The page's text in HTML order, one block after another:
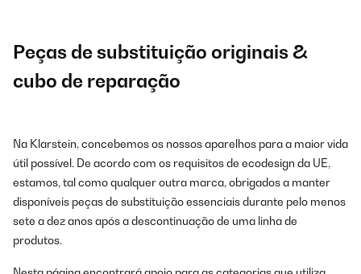
Peças de substituição originais &
cubo de reparação
Na Klarstein, concebemos os nossos aparelhos para a maior vida
útil possível. De acordo com os requisitos de ecodesign da UE,
estamos, tal como qualquer outra marca, obrigados a manter
disponíveis peças de substituição essenciais durante pelo menos
sete a dez anos após a descontinuação de uma linha de
produtos.